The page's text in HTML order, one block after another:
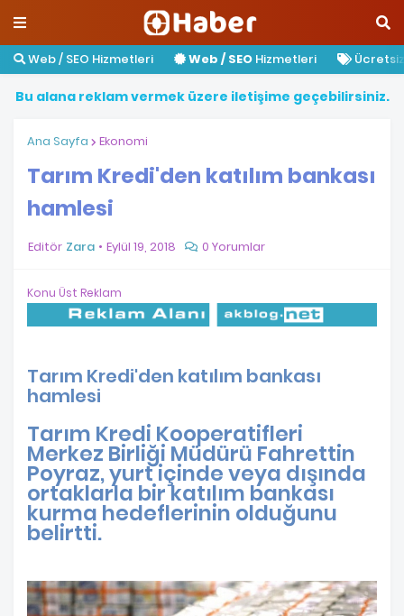
Web / SEO Hizmetleri Web / SEO Hizmetleri
Bu alana reklamvermek üzere iletişime geçebilirsiniz.
Ana Sayfa Ekonomi
Tarım Kredi'den katılım bankası
hamlesi
Editör Zara Eylül 19, 2018 0 Yorumlar
Konu Üst Reklam
Tarım Kredi'den katılım bankası
hamlesi
Tarım Kredi Kooperatifleri
Merkez Birliği Müdürü Fahrettin
Poyraz, yurt içinde veya dışında
ortaklarla bir katılım bankası
kurma hedeflerinin olduğunu
belirtti.